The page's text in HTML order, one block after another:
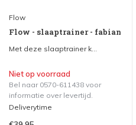
Flow
Flow - slaaptrainer - fabian
Met deze slaaptrainer k...
Niet op voorraad
Bel naar 0570-611438 voor
informatie over levertijd.
Deliverytime